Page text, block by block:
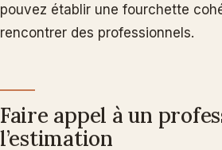
pouvez établir une fourchette
rencontrer des professionnels.
Faire appel à un
l’estimation